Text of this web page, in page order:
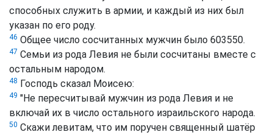
способных служить в армии, и каждый из них был
указан по его роду.
46 Общее число сосчитанных мужчин было 603550.
47 Семьи из рода Левия не были сосчитаны вместе с
остальным народом.
48 Господь сказал Моисею:
49 "Не пересчитывай мужчин из рода Левия и не
включай их в число остального израильского народа.
50 Скажи левитам, что им поручен священный шатёр